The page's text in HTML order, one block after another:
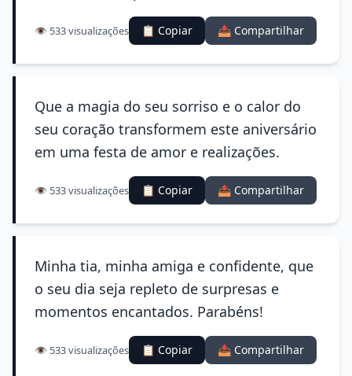
👁️ 533 visualizações 📋 Copiar 📤 Compartilhar
Que a magia do seu sorriso e o calor do
seu coração transformem este aniversário
em uma festa de amor e realizações.
👁️ 533 visualizações 📋 Copiar 📤 Compartilhar
Minha tia, minha amiga e confidente, que
o seu dia seja repleto de surpresas e
momentos encantados. Parabéns!
👁️ 533 visualizações 📋 Copiar 📤 Compartilhar